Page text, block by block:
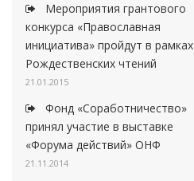
Мероприятия грантового
конкурса «Православная
инициатива» пройдут в рамках
Рождественских чтений
21.01.2015
Фонд «Соработничество»
принял участие в выставке
«Форума действий» ОНФ
21.11.2014